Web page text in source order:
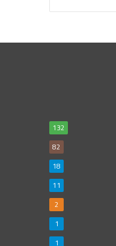
132
82
18
11
2
1
1